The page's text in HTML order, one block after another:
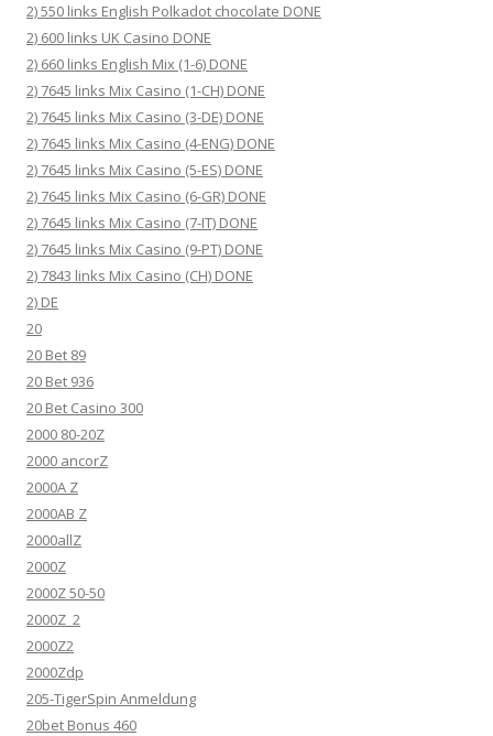
2) 550 links English Polkadot chocolate DONE
2) 600 links UK Casino DONE
2) 660 links English Mix (1-6) DONE
2) 7645 links Mix Casino (1-CH) DONE
2) 7645 links Mix Casino (3-DE) DONE
2) 7645 links Mix Casino (4-ENG) DONE
2) 7645 links Mix Casino (5-ES) DONE
2) 7645 links Mix Casino (6-GR) DONE
2) 7645 links Mix Casino (7-IT) DONE
2) 7645 links Mix Casino (9-PT) DONE
2) 7843 links Mix Casino (CH) DONE
2) DE
20
20 Bet 89
20 Bet 936
20 Bet Casino 300
2000 80-20Z
2000 ancorZ
2000A Z
2000AB Z
2000allZ
2000Z
2000Z 50-50
2000Z_2
2000Z2
2000Zdp
205-TigerSpin Anmeldung
20bet Bonus 460